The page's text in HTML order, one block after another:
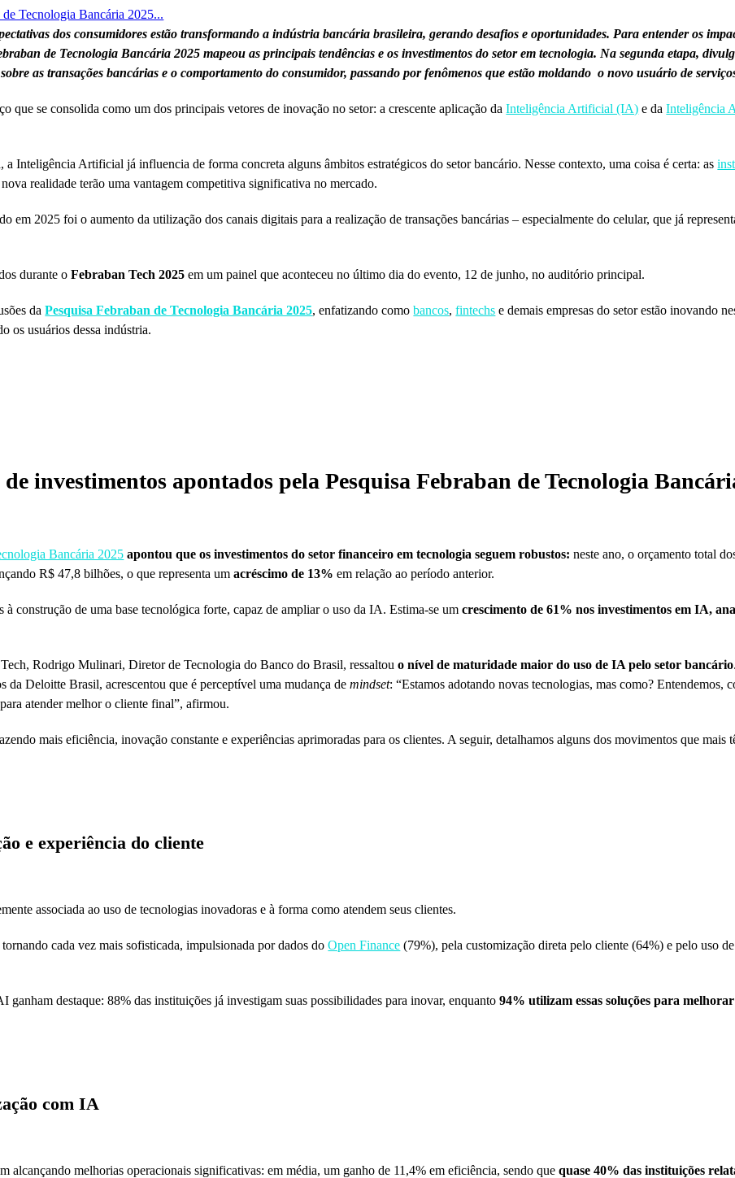
de Tecnologia Bancária 2025...
dos consumidores estão transformando a indústria bancária brasileira, gerando desafios e oportunidades. Para entender os
de Tecnologia Bancária 2025 mapeou as principais tendências e os investimentos do setor em tecnologia. Na segunda etapa,
as transações bancárias e o comportamento do consumidor, passando por fenômenos que estão moldando o novo usuário de
que se consolida como um dos principais vetores de inovação no setor: a crescente aplicação daInteligência Artificial (IA) e daInteligência
a Inteligência Artificial já influencia de forma concreta alguns âmbitos estratégicos do setor bancário. Nesse contexto, uma coisa é certa: as
realidade terão uma vantagem competitiva significativa no mercado.
em 2025 foi o aumento da utilização dos canais digitais para a realização de transações bancárias – especialmente do celular, que já
durante o Febraban Tech 2025 em um painel que aconteceu no último dia do evento, 12 de junho, no auditório principal.
daPesquisa Febraban de Tecnologia Bancária 2025, enfatizando comobancos,fintechs e demais empresas do setor estão inovando
os usuários dessa indústria.
investimentos apontados pela Pesquisa Febraban de Tecnologia
Bancária 2025 apontou que os investimentos do setor financeiro em tecnologia seguem robustos: neste ano, o orçamento total
R$ 47,8 bilhões, o que representa um acréscimo de 13% em relação ao período anterior.
à construção de uma base tecnológica forte, capaz de ampliar o uso da IA. Estima-se umcrescimento de 61% nos investimentos em IA,
Rodrigo Mulinari, Diretor de Tecnologia do Banco do Brasil, ressaltouo nível de maturidade maior do uso de IA pelo setor bancário
da Deloitte Brasil, acrescentou que é perceptível uma mudança demindset: “Estamos adotando novas tecnologias, mas como? Entendemos,
atender melhor o cliente final”, afirmou.
mais eficiência, inovação constante e experiências aprimoradas para os clientes. A seguir, detalhamos alguns dos movimentos que mais
e experiência do cliente
associada ao uso de tecnologias inovadoras e à forma como atendem seus clientes.
cada vez mais sofisticada, impulsionada por dados doOpen Finance (79%), pela customização direta pelo cliente (64%) e pelo uso
destaque: 88% das instituições já investigam suas possibilidades para inovar, enquanto 94% utilizam essas soluções para
com IA
alcançando melhorias operacionais significativas: em média, um ganho de 11,4% em eficiência, sendo quequase 40% das instituições